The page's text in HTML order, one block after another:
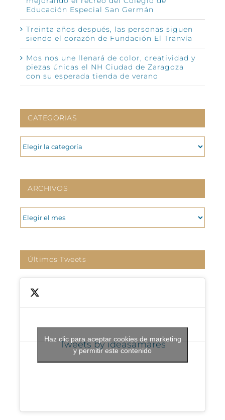
Educación Especial San Germán
Treinta años después, las personas siguen
siendo el corazón de Fundación El Tranvía
Mos nos une llenará de color, creatividad y
piezas únicas el NH Ciudad de Zaragoza
con su esperada tienda de verano
CATEGORIAS
CATEGORIAS
ARCHIVOS
ARCHIVOS
Últimos Tweets
Tweets by ideasamares
Haz clic para aceptar cookies de marketing
y permitir este contenido